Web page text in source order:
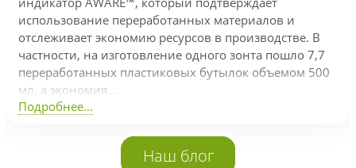
использование переработанных материалов и
отслеживает экономию ресурсов в производстве. В
частности, на изготовление одного зонта пошло 7,7
переработанных пластиковых бутылок объемом 500
мл, а экономия...
Подробнее...
Наш блог